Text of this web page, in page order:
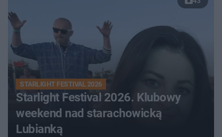
STARLIGHT FESTIVAL 2026
Starlight Festival 2026. Klubowy
weekend nad starachowicką
Lubianką